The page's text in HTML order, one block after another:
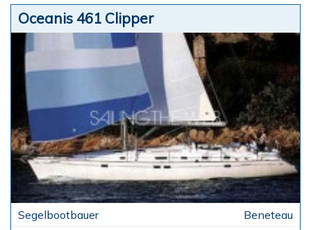
Oceanis 461 Clipper
Beneteau